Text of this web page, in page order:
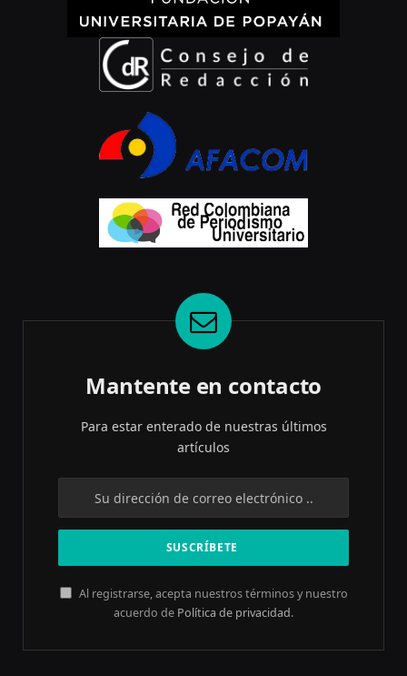
Mantente en contacto
Para estar enterado de nuestras últimos
artículos
Al registrarse, acepta nuestros términos y nuestro
acuerdo de Política de privacidad.